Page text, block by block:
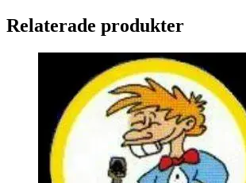
Relaterade produkter